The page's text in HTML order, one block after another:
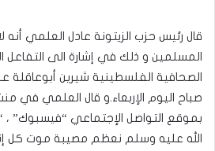
قال رئيس حزب الزيتونة عادل العلمي أنه
المسلمين و ذلك في إشارة الى التفاعل
الصحافية الفلسطينية شيرين أبوعاقلة
صباح اليوم الإربعاء.و قال العلمي في
بموقع التواصل الإجتماعي “فيسبوك”
الله عليه وسلم نعظم مصيبة موت كل